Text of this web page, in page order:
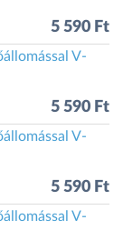
5 590 Ft
V-
5 590 Ft
V-
5 590 Ft
V-